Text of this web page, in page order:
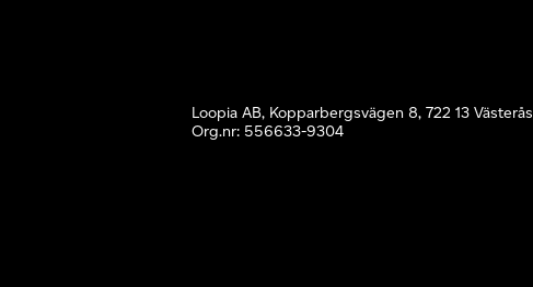
Loopia AB, Kopparbergsvägen 8, 722 13 Västerås
Org.nr: 556633-9304